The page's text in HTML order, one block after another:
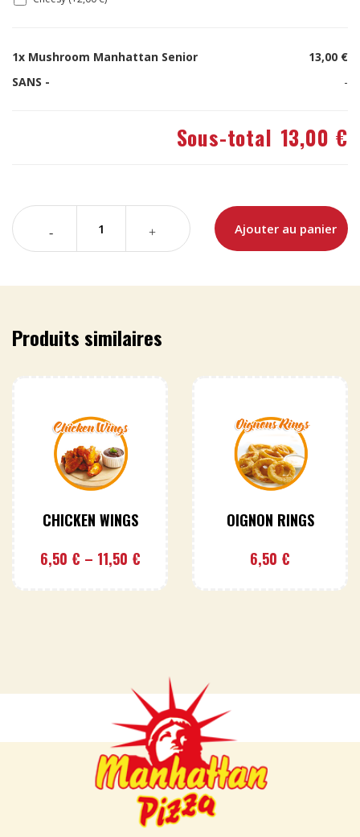
1x Mushroom Manhattan Senior
13,00 €
SANS -
-
Sous-total 13,00 €
Ajouter au panier
Produits similaires
CHICKEN WINGS
6,50 € – 11,50 €
OIGNON RINGS
6,50 €